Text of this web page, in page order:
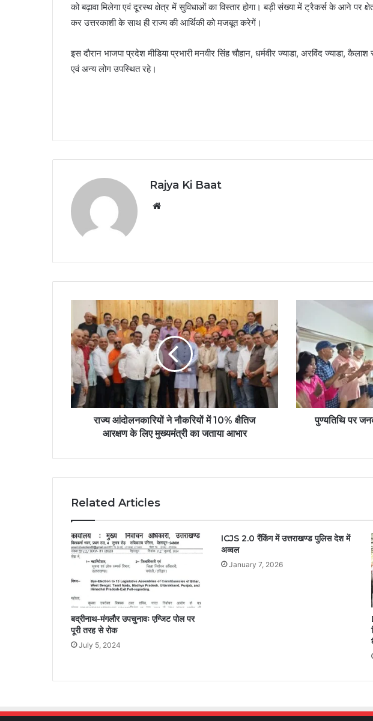
को बढ़ावा मिलेगा एवं दूरस्थ क्षेत्र में सुविधाओं का विस्तार होगा। बड़ी संख्या में ट्रैकर्स के आने पर
कर उत्तरकाशी के साथ ही राज्य की आर्थिकी को मजबूत करेगें।
इस दौरान भाजपा प्रदेश मीडिया प्रभारी मनवीर सिंह चौहान, धर्मवीर ज्याडा, अरविंद ज्याडा,
एवं अन्य लोग उपस्थित रहे।
Rajya Ki Baat
राज्य आंदोलनकारियों ने नौकरियों में 10% क्षैतिज
आरक्षण के लिए मुख्यमंत्री का जताया आभार
पुण्यतिथि पर
Related Articles
बद्रीनाथ-मंगलौर उपचुनावः एग्जिट पोल पर
पूरी तरह से रोक
July 5, 2024
ICJS 2.0 रैंकिंग में उत्तराखण्ड पुलिस देश में
अव्वल
January 7, 2026